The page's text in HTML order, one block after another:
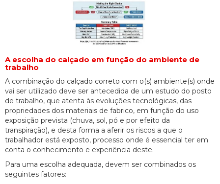
A escolha do calçado em função do ambiente de
trabalho
A combinação do calçado correto com o(s) ambiente(s) onde
vai ser utilizado deve ser antecedida de um estudo do posto
de trabalho, que atenta às evoluções tecnológicas, das
propriedades dos materiais de fabrico, em função do uso
exposição prevista (chuva, sol, pó e por efeito da
transpiração), e desta forma a aferir os riscos a que o
trabalhador está exposto, processo onde é essencial ter em
conta o conhecimento e experiência deste.
Para uma escolha adequada, devem ser combinados os
seguintes fatores: